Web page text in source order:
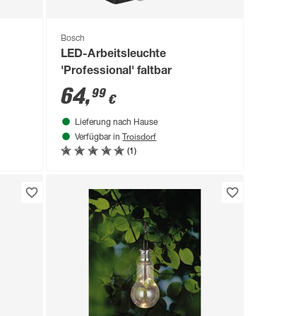
Bosch
LED-Arbeitsleuchte
'Professional' faltbar
64,99 €
Lieferung nach Hause
Verfügbar in Troisdorf
(1)